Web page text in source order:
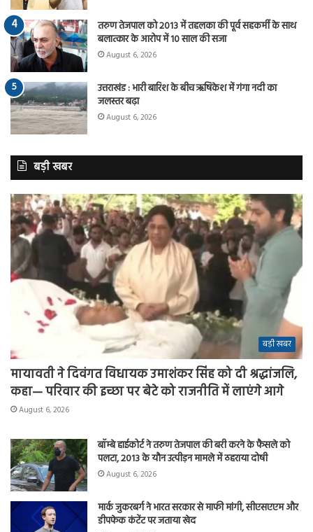
तरुण तेजपाल को 2013 में तहलका की पूर्व सहकर्मी के साथ
बलात्कार के आरोप में 10 साल की सजा
August 6, 2026
उत्तराखंड : भारी बारिश के बीच ऋषिकेश में गंगा नदी का
जलस्तर बढ़ा
August 6, 2026
बड़ी खबर
बड़ी खबर
मायावती ने दिवंगत विधायक उमाशंकर सिंह को दी श्रद्धांजलि,
कहा— परिवार की इच्छा पर बेटे को राजनीति में लाएंगे आगे
August 6, 2026
बॉम्बे हाईकोर्ट ने तरुण तेजपाल की बरी करने के फैसले को
पलटा, 2013 के यौन उत्पीड़न मामले में ठहराया दोषी
August 6, 2026
मार्क जुकरबर्ग ने भारत सरकार से माफी मांगी, सीएसएएम और
डीपफेक कंटेंट पर जताया खेद